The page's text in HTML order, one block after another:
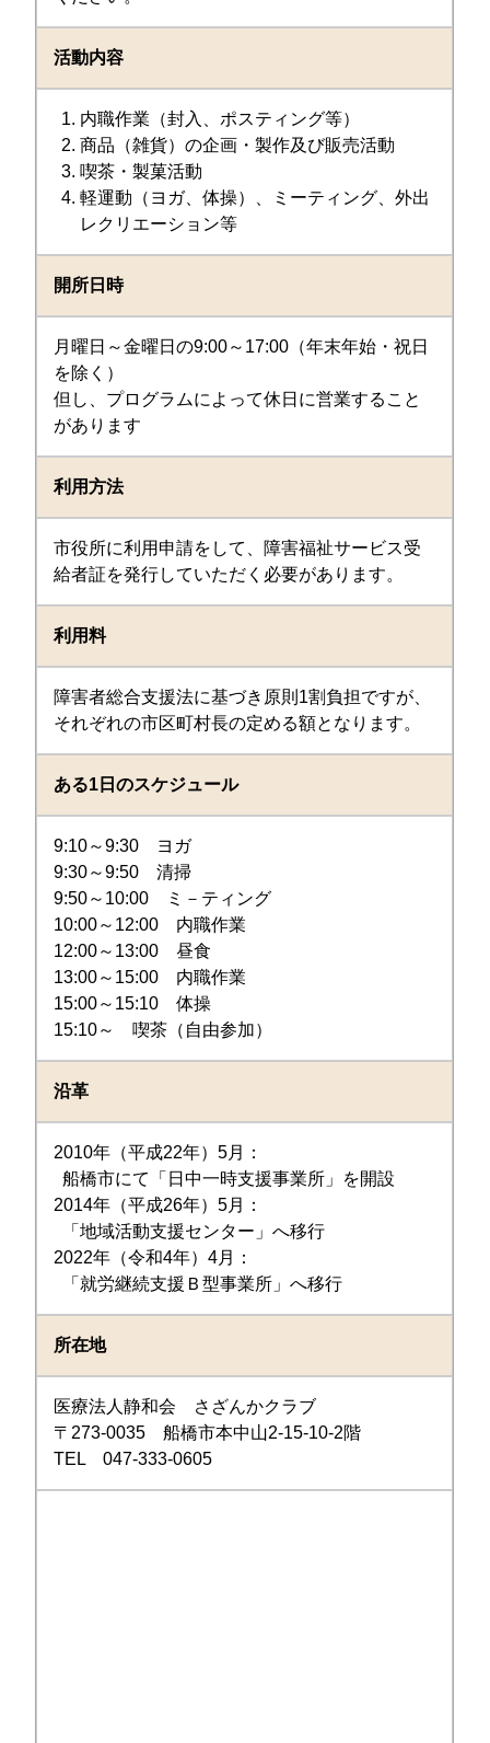
活動内容
内職作業（封入、ポスティング等）
商品（雑貨）の企画・製作及び販売活動
喫茶・製菓活動
軽運動（ヨガ、体操）、ミーティング、外出
レクリエーション等
開所日時
月曜日～金曜日の9:00～17:00（年末年始・祝日
を除く）
但し、プログラムによって休日に営業すること
があります
利用方法
市役所に利用申請をして、障害福祉サービス受
給者証を発行していただく必要があります。
利用料
障害者総合支援法に基づき原則1割負担ですが、
それぞれの市区町村長の定める額となります。
ある1日のスケジュール
9:10～9:30 ヨガ
9:30～9:50 清掃
9:50～10:00 ミ－ティング
10:00～12:00 内職作業
12:00～13:00 昼食
13:00～15:00 内職作業
15:00～15:10 体操
15:10～ 喫茶（自由参加）
沿革
2010年（平成22年）5月：
船橋市にて「日中一時支援事業所」を開設
2014年（平成26年）5月：
「地域活動支援センター」へ移行
2022年（令和4年）4月：
「就労継続支援Ｂ型事業所」へ移行
所在地
医療法人静和会 さざんかクラブ
〒273-0035 船橋市本中山2-15-10-2階
TEL 047-333-0605